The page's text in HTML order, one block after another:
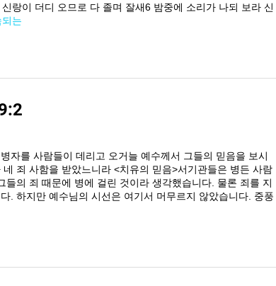
랑이 더디 오므로 다 졸며 잘새6 밤중에 소리가 나되 보라 신
되는
자를 사람들이 데리고 오거늘 예수께서 그들의 믿음을 보시
죄 사함을 받았느니라 <치유의 믿음>서기관들은 병든 사람
의 죄 때문에 병에 걸린 것이라 생각했습니다. 물론 죄를 지
. 하지만 예수님의 시선은 여기서 머무르지 않았습니다. 중풍